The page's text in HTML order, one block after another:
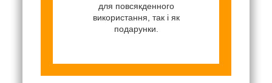
для повсякденного
використання, так і як
подарунки.